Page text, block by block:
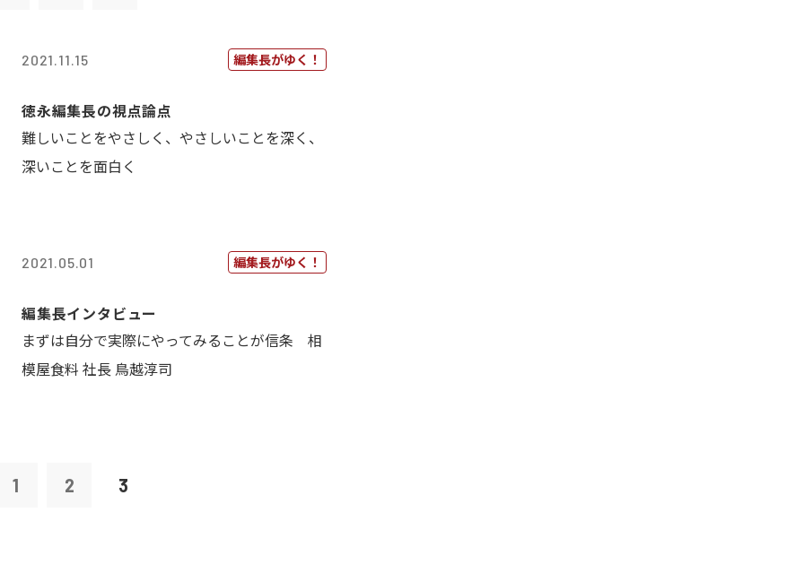
2021.11.15 編集長がゆく！
徳永編集長の視点論点
難しいことをやさしく、やさしいことを深く、
深いことを面白く
2021.05.01 編集長がゆく！
編集長インタビュー
まずは自分で実際にやってみることが信条 相
模屋食料 社長 鳥越淳司
1 2 3